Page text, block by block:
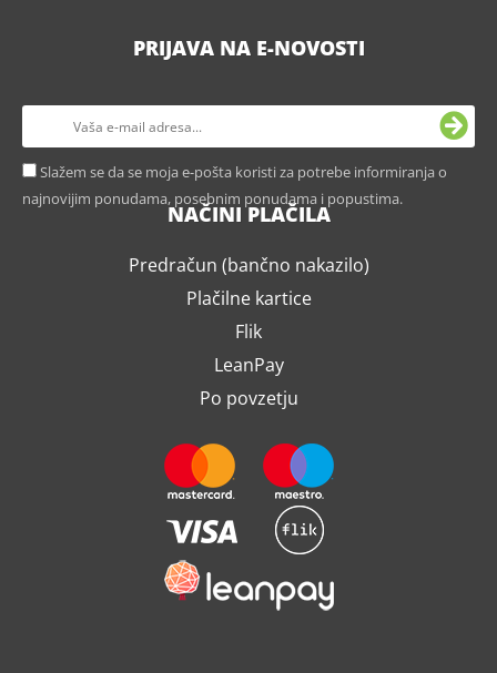
PRIJAVA NA E-NOVOSTI
Slažem se da se moja e-pošta koristi za potrebe informiranja o
najnovijim ponudama, posebnim ponudama i popustima.
NAČINI PLAČILA
Predračun (bančno nakazilo)
Plačilne kartice
Flik
LeanPay
Po povzetju